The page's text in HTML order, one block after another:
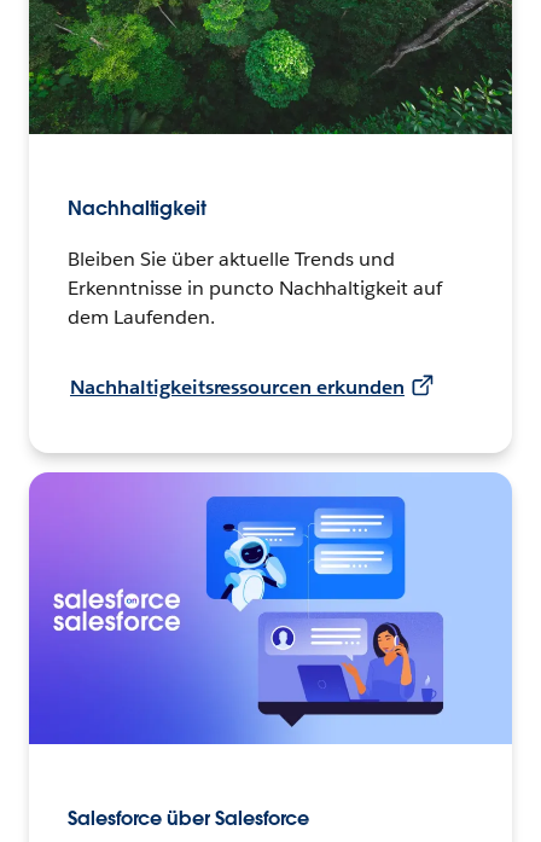
Nachhaltigkeit
Bleiben Sie über aktuelle Trends und
Erkenntnisse in puncto Nachhaltigkeit auf
dem Laufenden.
Nachhaltigkeitsressourcen erkunden
Salesforce über Salesforce